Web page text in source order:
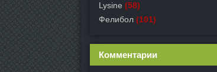
Lysine (58)
Фелибол (101)
Комментарии